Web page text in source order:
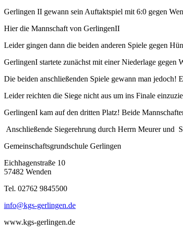
Gerlingen II gewann sein Auftaktspiel mit 6:0 gegen
Hier die Mannschaft von GerlingenII
Leider gingen dann die beiden anderen Spiele gegen
GerlingenI startete zunächst mit einer Niederlage gegen
Die beiden anschließenden Spiele gewann man jedoch!
Leider reichten die Siege nicht aus um ins Finale
GerlingenI kam auf den dritten Platz! Beide
Anschließende Siegerehrung durch Herrn Meurer und
Gemeinschaftsgrundschule Gerlingen
Eichhagenstraße 10
57482 Wenden
Tel. 02762 9845500
info@kgs-gerlingen.de
www.kgs-gerlingen.de